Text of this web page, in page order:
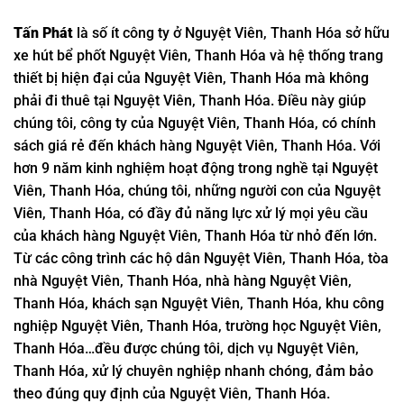
Tấn Phát là số ít công ty ở Nguyệt Viên, Thanh Hóa sở hữu
xe hút bể phốt Nguyệt Viên, Thanh Hóa và hệ thống trang
thiết bị hiện đại của Nguyệt Viên, Thanh Hóa mà không
phải đi thuê tại Nguyệt Viên, Thanh Hóa. Điều này giúp
chúng tôi, công ty của Nguyệt Viên, Thanh Hóa, có chính
sách giá rẻ đến khách hàng Nguyệt Viên, Thanh Hóa. Với
hơn 9 năm kinh nghiệm hoạt động trong nghề tại Nguyệt
Viên, Thanh Hóa, chúng tôi, những người con của Nguyệt
Viên, Thanh Hóa, có đầy đủ năng lực xử lý mọi yêu cầu
của khách hàng Nguyệt Viên, Thanh Hóa từ nhỏ đến lớn.
Từ các công trình các hộ dân Nguyệt Viên, Thanh Hóa, tòa
nhà Nguyệt Viên, Thanh Hóa, nhà hàng Nguyệt Viên,
Thanh Hóa, khách sạn Nguyệt Viên, Thanh Hóa, khu công
nghiệp Nguyệt Viên, Thanh Hóa, trường học Nguyệt Viên,
Thanh Hóa…đều được chúng tôi, dịch vụ Nguyệt Viên,
Thanh Hóa, xử lý chuyên nghiệp nhanh chóng, đảm bảo
theo đúng quy định của Nguyệt Viên, Thanh Hóa.